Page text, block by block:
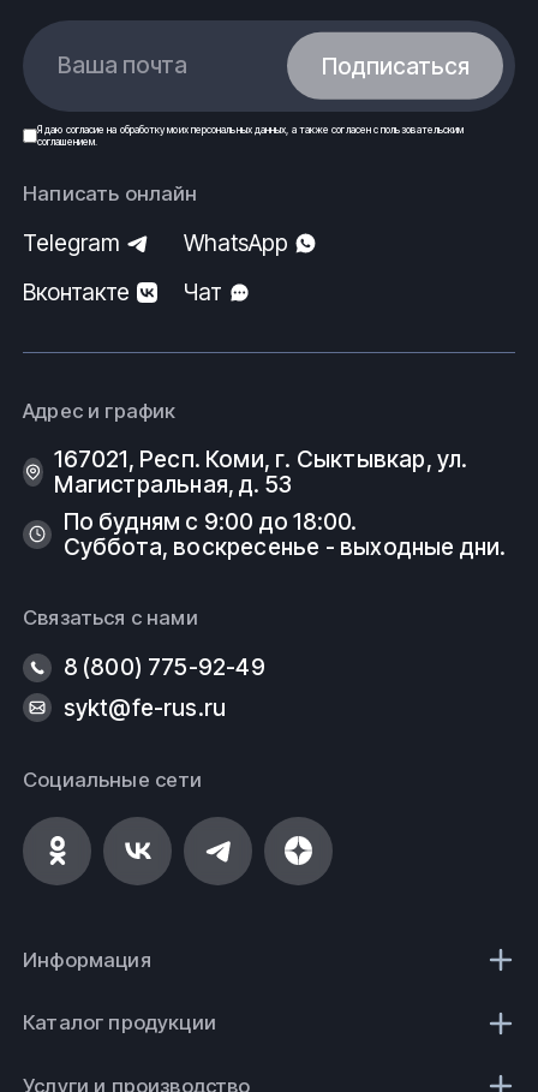
Ваша почта Подписаться
Я даю согласие на обработку моих персональных данных , а также согласен спользовательским
соглашением.
Написать онлайн
Telegram
WhatsApp
Вконтакте
Чат
Адрес и график
167021, Респ. Коми, г. Сыктывкар, ул.
Магистральная, д. 53
По будням с 9:00 до 18:00.
Суббота, воскресенье - выходные дни.
Связаться с нами
8 (800) 775-92-49
sykt@fe-rus.ru
Социальные сети
Информация
Каталог продукции
Услуги и производство